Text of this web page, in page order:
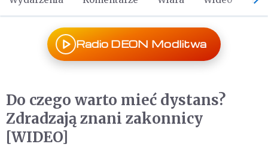
Radio DEON Modlitwa
Do czego warto mieć dystans?
Zdradzają znani zakonnicy
[WIDEO]